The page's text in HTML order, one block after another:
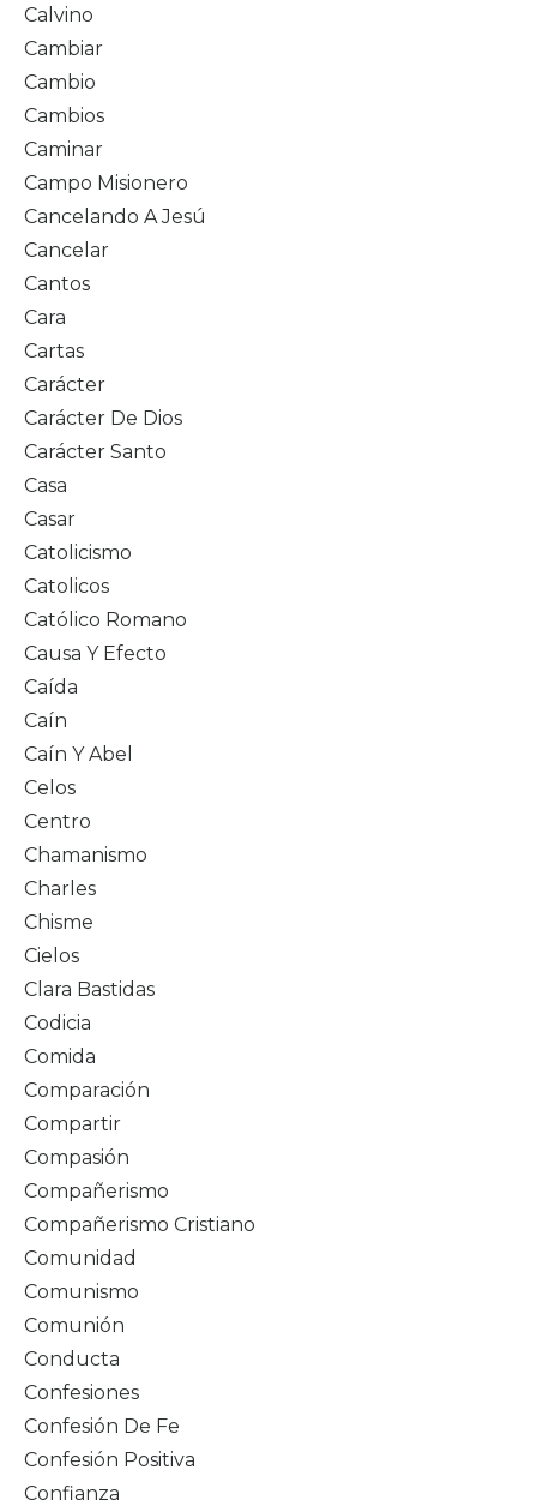
Calvino
Cambiar
Cambio
Cambios
Caminar
Campo Misionero
Cancelando A Jesú
Cancelar
Cantos
Cara
Cartas
Carácter
Carácter De Dios
Carácter Santo
Casa
Casar
Catolicismo
Catolicos
Católico Romano
Causa Y Efecto
Caída
Caín
Caín Y Abel
Celos
Centro
Chamanismo
Charles
Chisme
Cielos
Clara Bastidas
Codicia
Comida
Comparación
Compartir
Compasión
Compañerismo
Compañerismo Cristiano
Comunidad
Comunismo
Comunión
Conducta
Confesiones
Confesión De Fe
Confesión Positiva
Confianza